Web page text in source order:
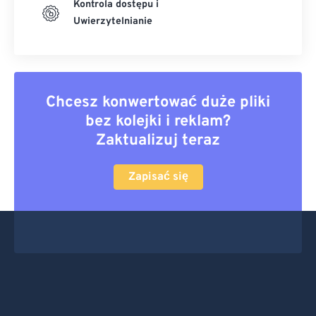
Kontrola dostępu i
Uwierzytelnianie
Chcesz konwertować duże pliki
bez kolejki i reklam?
Zaktualizuj teraz
Zapisać się